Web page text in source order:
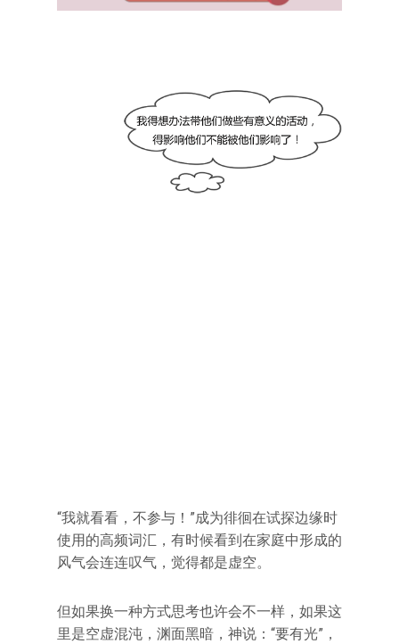
“我就看看，不参与！”成为徘徊在试探边缘时
使用的高频词汇，有时候看到在家庭中形成的
风气会连连叹气，觉得都是虚空。
但如果换一种方式思考也许会不一样，如果这
里是空虚混沌，渊面黑暗，神说：“要有光”，